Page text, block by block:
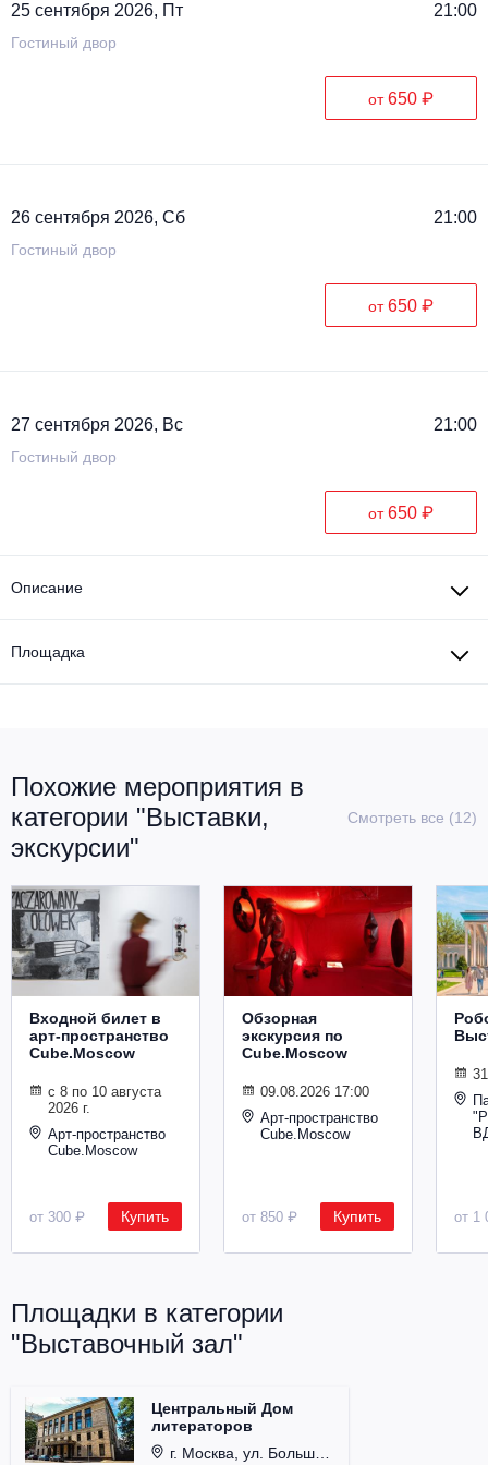
Металл
25 сентября 2026, Пт 21:00
Гостиный двор
от650 ₽
26 сентября 2026, Сб 21:00
Гостиный двор
от650 ₽
27 сентября 2026, Вс 21:00
Гостиный двор
от650 ₽
Описание
Площадка
Похожие мероприятия в
категории "Выставки,
экскурсии"
Смотреть все (12)
Входной билет в
арт-пространство
Cube.Moscow
с 8 по 10 августа
2026 г.
Арт-пространство
Cube.Moscow
от 300 ₽ Купить
Обзорная
экскурсия по
Cube.Moscow
09.08.2026 17:00
Арт-пространство
Cube.Moscow
от 850 ₽ Купить от 1
Площадки в категории
"Выставочный зал"
Центральный Дом
литераторов
г. Москва, ул. Большая Никитская, д. 53.